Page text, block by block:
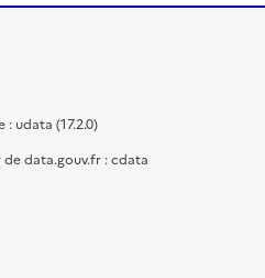
udata (17.2.0)
data.gouv.fr : cdata